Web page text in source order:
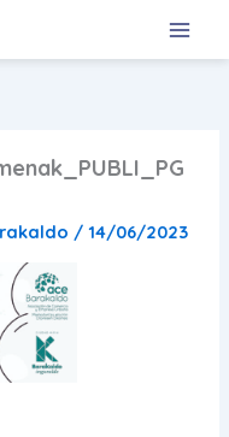
/14/06/2023